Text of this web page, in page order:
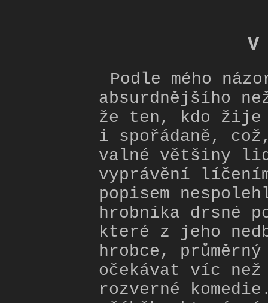
V
Podle mého
absurdnějšího
že ten, kdo žije
i spořádaně,
valné většiny
vyprávění
popisem
hrobníka drsné
které z jeho
hrobce,
očekávat víc než
rozverné